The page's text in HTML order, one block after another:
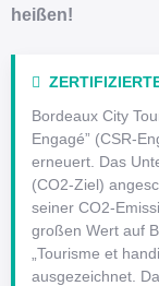
heißen!
Bordeaux City
Engagé” (CSR-
erneuert. Das
(CO2-Ziel)
seiner CO2-
großen Wert auf
„Tourisme et
ausgezeichnet.